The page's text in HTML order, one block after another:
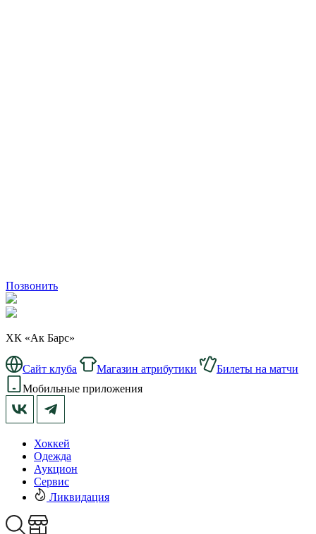
Позвонить
ХК «Ак Барс»
Сайт клуба Магазин атрибутики
Билеты на матчи
Мобильные приложения
Хоккей
Одежда
Аукцион
Сервис
Ликвидация